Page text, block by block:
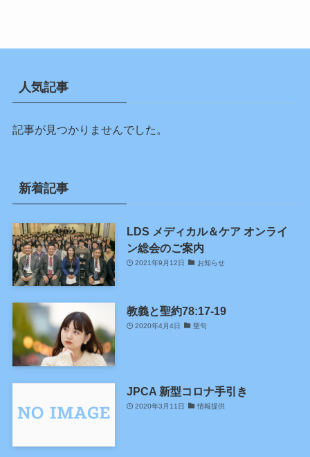
人気記事
記事が見つかりませんでした。
新着記事
LDS メディカル＆ケア オンライ
ン総会のご案内
2021年9月12日 お知らせ
教義と聖約78:17-19
2020年4月4日 聖句
JPCA 新型コロナ手引き
2020年3月11日 情報提供